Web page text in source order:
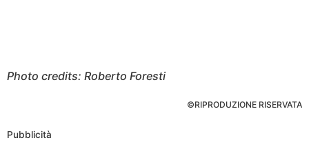
Photo credits: Roberto Foresti
©RIPRODUZIONE RISERVATA
Pubblicità